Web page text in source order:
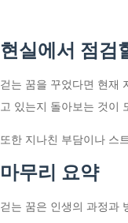
현실에서 점검
걷는 꿈을 꾸었다면 현재
고 있는지 돌아보는 것이
또한 지나친 부담이나 스
마무리 요약
걷는 꿈은 인생의 과정과